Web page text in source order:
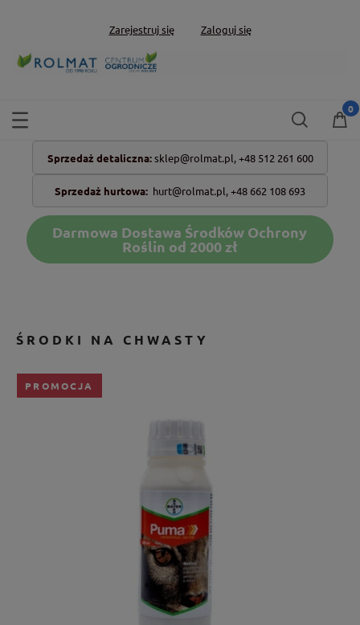
Zarejestruj się Zaloguj się
Sprzedaż detaliczna: sklep@rolmat.pl, +48 512 261 600
Sprzedaż hurtowa: hurt@rolmat.pl,+48 662 108 693
Darmowa Dostawa Środków Ochrony
Roślin od 2000 zł
ŚRODKI NA CHWASTY
PROMOCJA